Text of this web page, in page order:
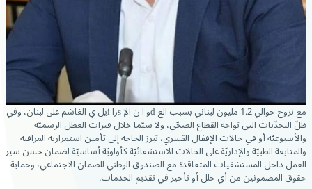
مع نزوح حوالي 1.2 مليون لبناني بسبب الع dو ا ن الإ sرا iيل ي الغاشم على لبنان، وفي
ظلّ التحدّيات التي تواجه القطاع الصحّي، ولا سيّما خلال فترات العطل الرسميّة
والأسبوعيّة أو في حالات الإقفال القسري، تبرز الحاجة إلى تأمين استمرارية المراقبة
والمتابعة الطبيّة والإداريّة على الحالات الاستشفائيّة كأولويّة أساسيّة لضمان حسن سير
العمل داخل المستشفيات المتعاقدة مع الصندوق الوطني للضمان الاجتماعي، وحماية
حقوق المضمونين من أي خلل أو تأخير في تقديم الخدمات.